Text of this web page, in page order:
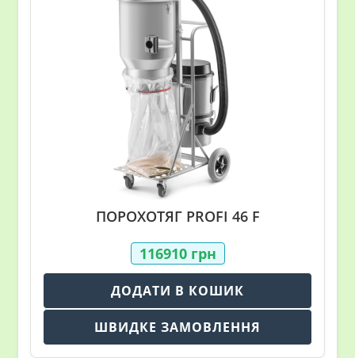
ПОРОХОТЯГ PROFI 46 F
116910 грн
ДОДАТИ В КОШИК
ШВИДКЕ ЗАМОВЛЕННЯ